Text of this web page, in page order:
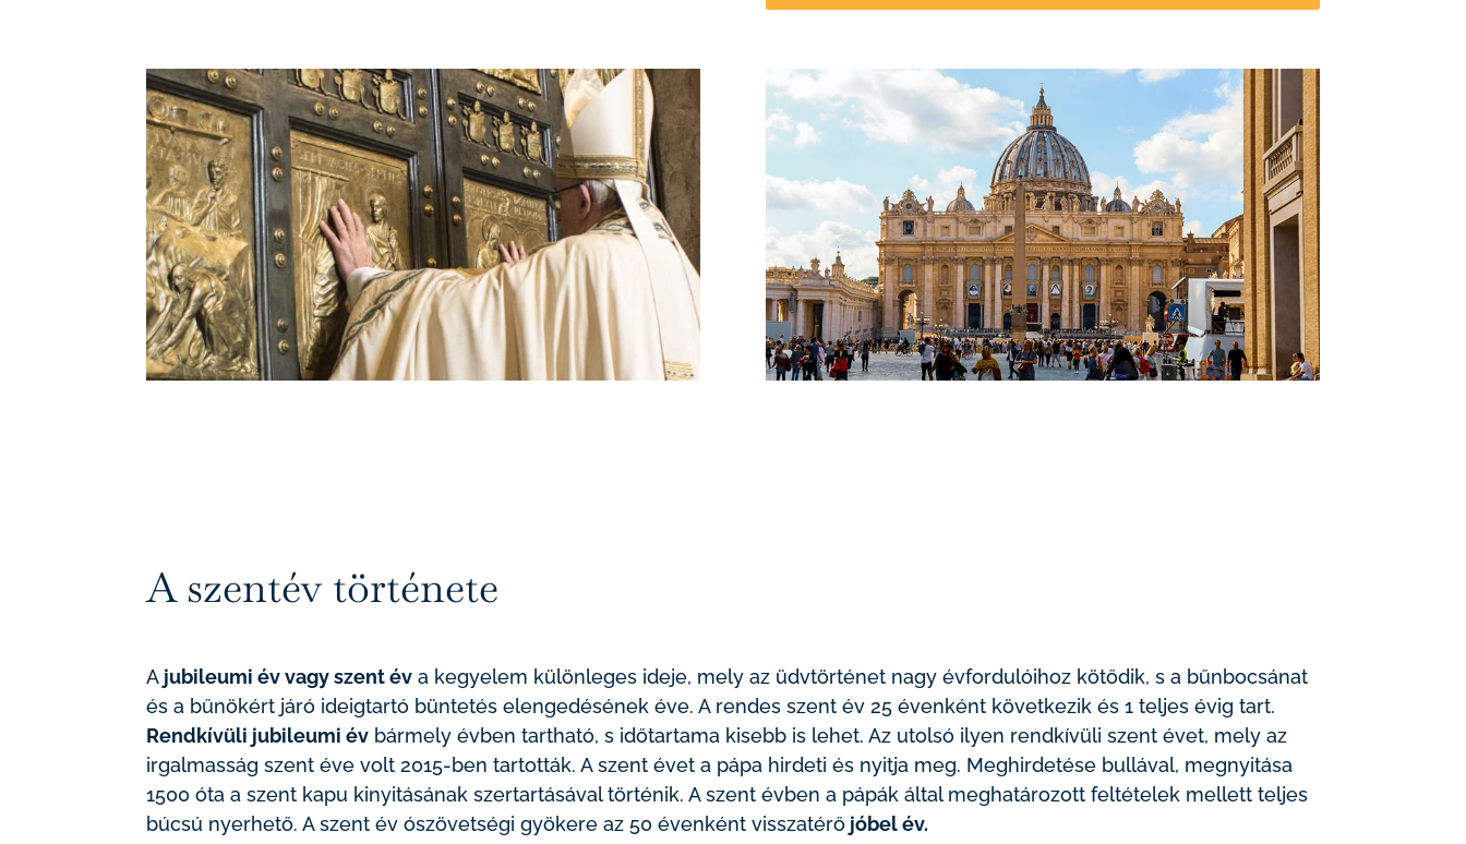
A szentév története
A jubileumi év vagy szent év a kegyelem különleges ideje, mely az üdvtörténet nagy évfordulóihoz kötődik, s a bűnbocsánat
és a bűnökért járó ideigtartó büntetés elengedésének éve. A rendes szent év 25 évenként következik és 1 teljes évig tart.
Rendkívüli jubileumi év bármely évben tartható, s időtartama kisebb is lehet. Az utolsó ilyen rendkívüli szent évet, mely az
irgalmasság szent éve volt 2015-ben tartották. A szent évet a pápa hirdeti és nyitja meg. Meghirdetése bullával, megnyitása
1500 óta a szent kapu kinyitásának szertartásával történik. A szent évben a pápák által meghatározott feltételek mellett teljes
búcsú nyerhető. A szent év ószövetségi gyökere az 50 évenként visszatérő jóbel év.